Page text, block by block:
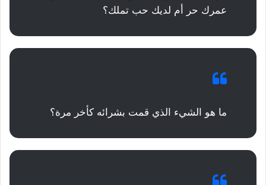
عمرك حر أم لديك حب تملك؟
ما هو الشيء الذي قمت بشرائه كأخر مرة؟